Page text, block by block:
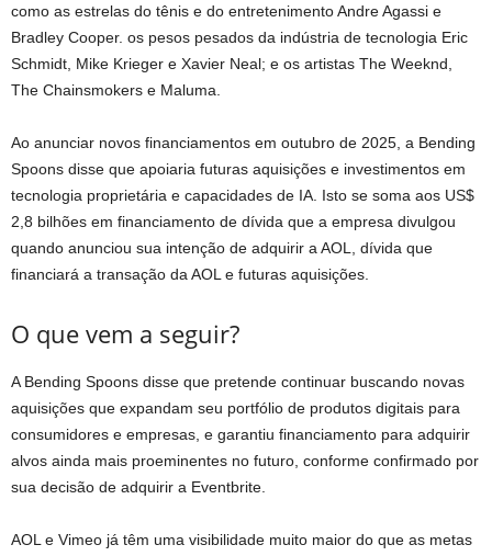
como as estrelas do tênis e do entretenimento Andre Agassi e
Bradley Cooper. os pesos pesados ​​da indústria de tecnologia Eric
Schmidt, Mike Krieger e Xavier Neal; e os artistas The Weeknd,
The Chainsmokers e Maluma.
Ao anunciar novos financiamentos em outubro de 2025, a Bending
Spoons disse que apoiaria futuras aquisições e investimentos em
tecnologia proprietária e capacidades de IA. Isto se soma aos US$
2,8 bilhões em financiamento de dívida que a empresa divulgou
quando anunciou sua intenção de adquirir a AOL, dívida que
financiará a transação da AOL e futuras aquisições.
O que vem a seguir?
A Bending Spoons disse que pretende continuar buscando novas
aquisições que expandam seu portfólio de produtos digitais para
consumidores e empresas, e garantiu financiamento para adquirir
alvos ainda mais proeminentes no futuro, conforme confirmado por
sua decisão de adquirir a Eventbrite.
AOL e Vimeo já têm uma visibilidade muito maior do que as metas